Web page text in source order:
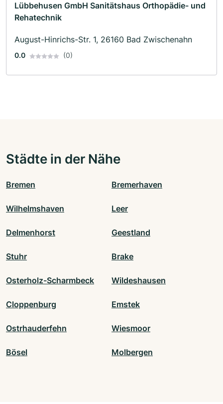
Lübbehusen GmbH Sanitätshaus Orthopädie- und
Rehatechnik
August-Hinrichs-Str. 1, 26160 Bad Zwischenahn
0.0 (0)
Städte in der Nähe
Bremen Bremerhaven
Wilhelmshaven Leer
Delmenhorst Geestland
Stuhr Brake
Osterholz-Scharmbeck Wildeshausen
Cloppenburg Emstek
Ostrhauderfehn Wiesmoor
Bösel Molbergen